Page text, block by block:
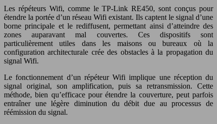
Les répéteurs Wifi, comme le TP-Link RE450, sont conçus pour
étendre la portée d’un réseau Wifi existant. Ils captent le signal d’une
borne principale et le rediffusent, permettant ainsi d’atteindre des
zones auparavant mal couvertes. Ces dispositifs sont
particulièrement utiles dans les maisons ou bureaux où la
configuration architecturale crée des obstacles à la propagation du
signal Wifi.
Le fonctionnement d’un répéteur Wifi implique une réception du
signal original, son amplification, puis sa retransmission. Cette
méthode, bien qu’efficace pour étendre la couverture, peut parfois
entraîner une légère diminution du débit due au processus de
réémission du signal.